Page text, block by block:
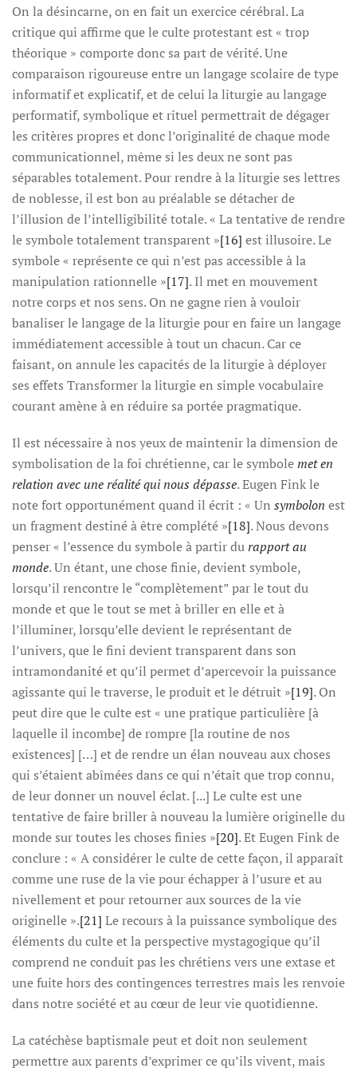
On la désincarne, on en fait un exercice cérébral. La
critique qui affirme que le culte protestant est « trop
théorique » comporte donc sa part de vérité. Une
comparaison rigoureuse entre un langage scolaire de type
informatif et explicatif, et de celui la liturgie au langage
performatif, symbolique et rituel permettrait de dégager
les critères propres et donc l’originalité de chaque mode
communicationnel, même si les deux ne sont pas
séparables totalement. Pour rendre à la liturgie ses lettres
de noblesse, il est bon au préalable se détacher de
l’illusion de l’intelligibilité totale. « La tentative de rendre
le symbole totalement transparent »[16] est illusoire. Le
symbole « représente ce qui n’est pas accessible à la
manipulation rationnelle »[17]. Il met en mouvement
notre corps et nos sens. On ne gagne rien à vouloir
banaliser le langage de la liturgie pour en faire un langage
immédiatement accessible à tout un chacun. Car ce
faisant, on annule les capacités de la liturgie à déployer
ses effets Transformer la liturgie en simple vocabulaire
courant amène à en réduire sa portée pragmatique.
Il est nécessaire à nos yeux de maintenir la dimension de
symbolisation de la foi chrétienne, car le symbolemet en
relation avec une réalité qui nous dépasse. Eugen Fink le
note fort opportunément quand il écrit : « Un symbolon est
un fragment destiné à être complété »[18]. Nous devons
penser « l’essence du symbole à partir durapport au
monde. Un étant, une chose finie, devient symbole,
lorsqu’il rencontre le “complètement” par le tout du
monde et que le tout se met à briller en elle et à
l’illuminer, lorsqu’elle devient le représentant de
l’univers, que le fini devient transparent dans son
intramondanité et qu’il permet d’apercevoir la puissance
agissante qui le traverse, le produit et le détruit »[19]. On
peut dire que le culte est « une pratique particulière [à
laquelle il incombe] de rompre [la routine de nos
existences] […] et de rendre un élan nouveau aux choses
qui s’étaient abîmées dans ce qui n’était que trop connu,
de leur donner un nouvel éclat. [...] Le culte est une
tentative de faire briller à nouveau la lumière originelle du
monde sur toutes les choses finies »[20]. Et Eugen Fink de
conclure : « A considérer le culte de cette façon, il apparaît
comme une ruse de la vie pour échapper à l’usure et au
nivellement et pour retourner aux sources de la vie
originelle ».[21] Le recours à la puissance symbolique des
éléments du culte et la perspective mystagogique qu’il
comprend ne conduit pas les chrétiens vers une extase et
une fuite hors des contingences terrestres mais les renvoie
dans notre société et au cœur de leur vie quotidienne.
La catéchèse baptismale peut et doit non seulement
permettre aux parents d’exprimer ce qu’ils vivent, mais